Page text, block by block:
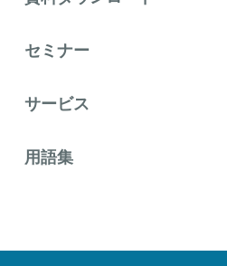
セミナー
サービス
用語集